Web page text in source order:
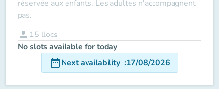
réservée aux enfants. Les adultes n'accompagnent
pas.
person 15 llocs
No slots available for today
date_rangeNext availability :17/08/2026